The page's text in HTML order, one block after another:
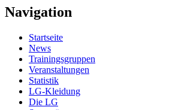
Navigation
Startseite
News
Trainingsgruppen
Veranstaltungen
Statistik
LG-Kleidung
Die LG